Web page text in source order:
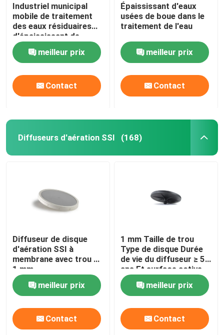
Industriel municipal
mobile de traitement
des eaux résiduaires
d'épaississant de
tambour rotatoire
meilleur prix
Contact
Épaississant d'eaux
usées de boue dans le
traitement de l'eau
meilleur prix
Contact
Diffuseurs d'aération SSI (168)
Diffuseur de disque
d'aération SSI à
membrane avec trou de
1 mm
meilleur prix
Contact
1 mm Taille de trou
Type de disque Durée
de vie du diffuseur ≥ 5
ans Et surface active
de 0,0375 m2
meilleur prix
Contact